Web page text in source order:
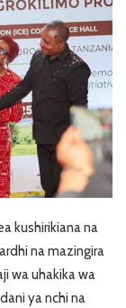
kushirikiana na
na mazingira
wa uhakika wa
ya nchi na